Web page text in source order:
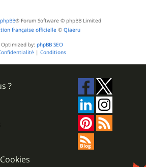
phpBB® Forum Software © phpBB Limited
française officielle © Qiaeru
Optimized by: phpBB SEO
| Conditions
?